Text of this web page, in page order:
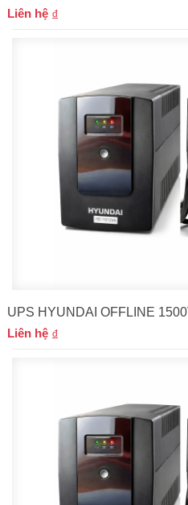
Liên hệ
UPS HYUNDAI OFFLINE
Liên hệ